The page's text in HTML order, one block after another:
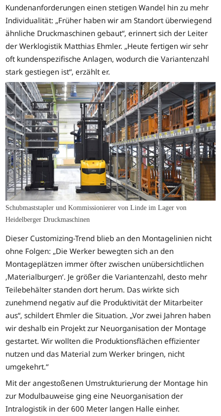
Kundenanforderungen einen stetigen Wandel hin zu mehr
Individualität: „Früher haben wir am Standort überwiegend
ähnliche Druckmaschinen gebaut“, erinnert sich der Leiter
der Werklogistik Matthias Ehmler. „Heute fertigen wir sehr
oft kundenspezifische Anlagen, wodurch die Variantenzahl
stark gestiegen ist“, erzählt er.
Schubmaststapler und Kommissionierer von Linde im Lager von
Heidelberger Druckmaschinen
Dieser Customizing-Trend blieb an den Montagelinien nicht
ohne Folgen: „Die Werker bewegten sich an den
Montageplätzen immer öfter zwischen unübersichtlichen
‚Materialburgen‘. Je größer die Variantenzahl, desto mehr
Teilebehälter standen dort herum. Das wirkte sich
zunehmend negativ auf die Produktivität der Mitarbeiter
aus“, schildert Ehmler die Situation. „Vor zwei Jahren haben
wir deshalb ein Projekt zur Neuorganisation der Montage
gestartet. Wir wollten die Produktionsflächen effizienter
nutzen und das Material zum Werker bringen, nicht
umgekehrt.“
Mit der angestoßenen Umstrukturierung der Montage hin
zur Modulbauweise ging eine Neuorganisation der
Intralogistik in der 600 Meter langen Halle einher.